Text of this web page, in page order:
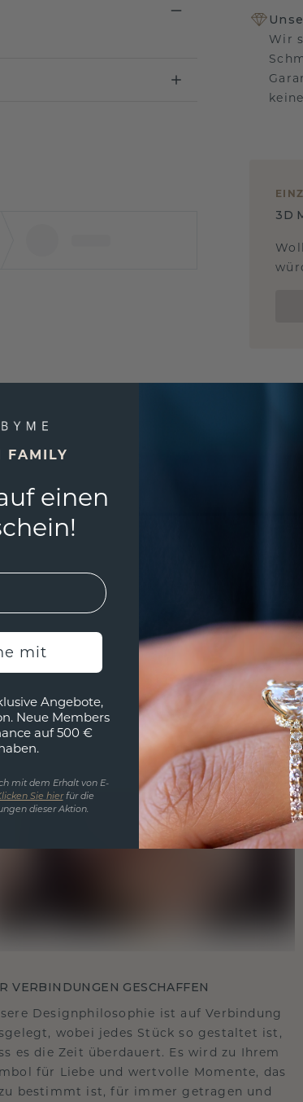
Wir
3D
VERBINDUNGEN GESCHAFFEN
Designphilosophie ist auf Verbindung
wobei jedes Stück so gestaltet ist,
es die Zeit überdauert. Es wird zu Ihrem
für Liebe und wertvolle Momente, das
bestimmt ist, für immer getragen und
FAMILY
einen
mit
Angebote,
Neue Members
auf 500 €
mit dem Erhalt von E-
Sie hierfür die
dieser Aktion.